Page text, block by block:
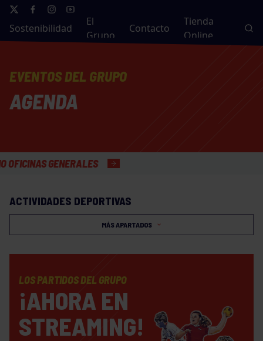
Sostenibilidad
El
Grupo
Contacto
Tienda
Online
EVENTOS DEL GRUPO
AGENDA
GENERALES
ACTIVIDADES DEPORTIVAS
MÁS APARTADOS
LOS PARTIDOS DEL GRUPO
¡AHORA EN
STREAMING!